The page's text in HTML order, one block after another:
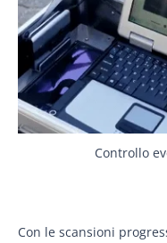
Controllo
Con le scansioni